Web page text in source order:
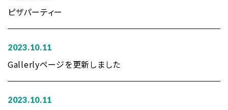
ピザパーティー
2023.10.11
Gallerlyページを更新しました
2023.10.11